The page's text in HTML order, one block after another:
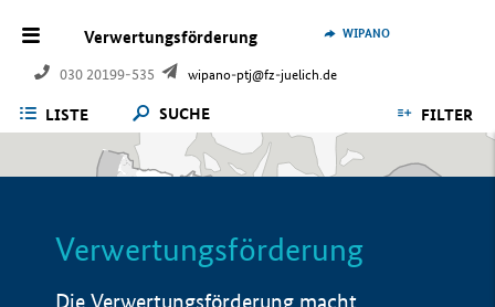
Verwertungsförderung
030 20199-535 wipano-ptj@fz-juelich.de
WIPANO
LISTE SUCHE FILTER
Verwertungsförderung
Die Verwertungsförderung macht